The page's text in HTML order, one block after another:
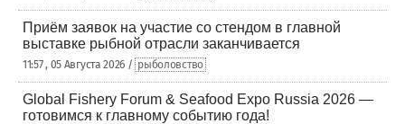
Приём заявок на участие со стендом в главной
выставке рыбной отрасли заканчивается
11:57 , 05 Августа 2026 / рыболовство
Global Fishery Forum & Seafood Expo Russia 2026 —
готовимся к главному событию года!